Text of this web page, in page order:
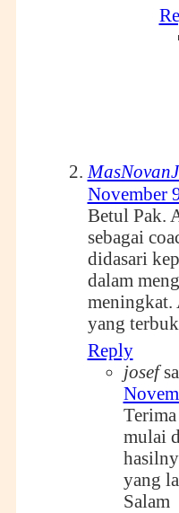
November
Betul Pak.
sebagai
didasari
dalam
meningkat.
yang
Reply
josef
mulai
yang
Salam